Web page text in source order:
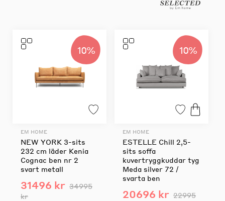
10%
EM HOME
NEW YORK 3-sits
232 cm läder Kenia
Cognac ben nr 2
svart metall
31496 kr 34995
kr
10%
EM HOME
ESTELLE Chill 2,5-
sits soffa
kuvertryggkuddar tyg
Meda silver 72 /
svarta ben
20696 kr 22995